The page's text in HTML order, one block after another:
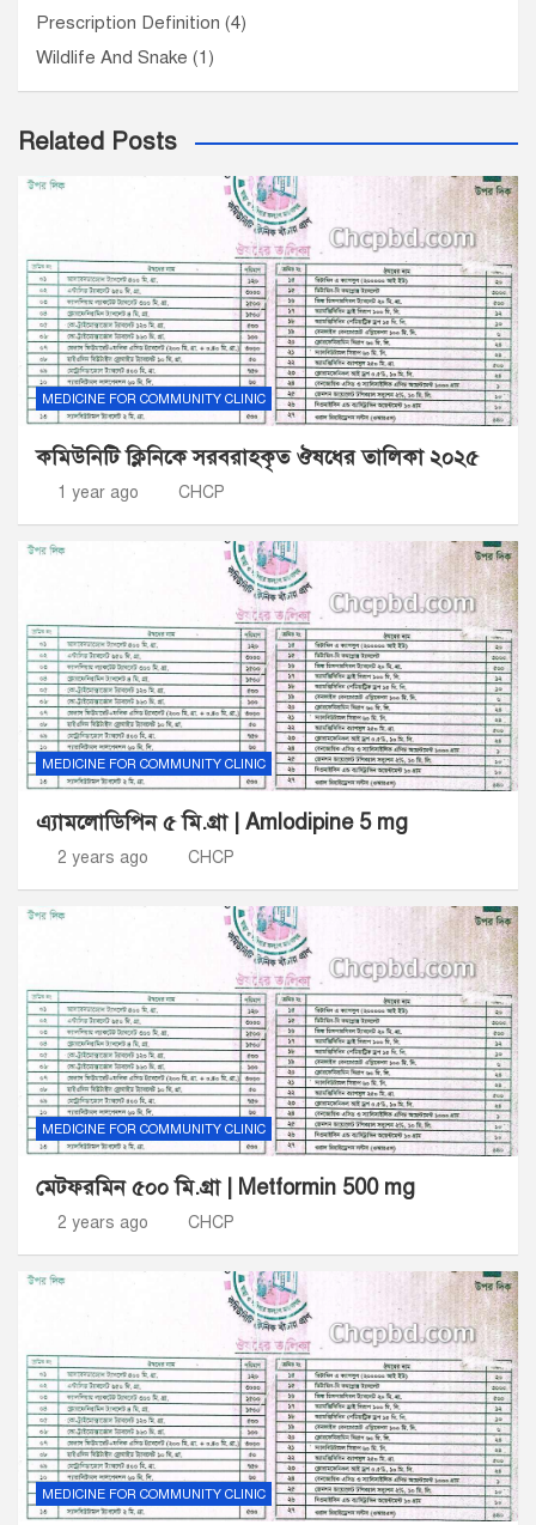
Prescription Definition (4)
Wildlife And Snake (1)
Related Posts
MEDICINE FOR COMMUNITY CLINIC
কমিউনিটি ক্লিনিকে সরবরাহকৃত ঔষধের তালিকা ২০২৫
1 year ago CHCP
MEDICINE FOR COMMUNITY CLINIC
এ্যামলোডিপিন ৫ মি.গ্রা | Amlodipine 5 mg
2 years ago CHCP
MEDICINE FOR COMMUNITY CLINIC
মেটফরমিন ৫০০ মি.গ্রা | Metformin 500 mg
2 years ago CHCP
MEDICINE FOR COMMUNITY CLINIC